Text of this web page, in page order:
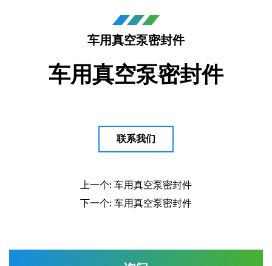
车用真空泵密封件
车用真空泵密封件
联系我们
上一个: 车用真空泵密封件
下一个: 车用真空泵密封件